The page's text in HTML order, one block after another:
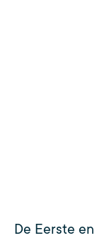
De Eerste